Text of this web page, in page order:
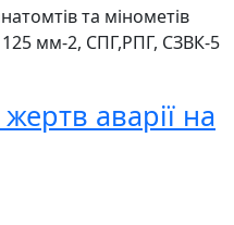
та мінометів
мм-2, СПГ,РПГ, СЗВК-5
аварії на